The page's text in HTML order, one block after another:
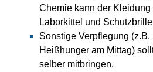
Chemie kann der
Laborkittel und
Sonstige Verpflegung
Heißhunger am Mittag)
selber mitbringen.